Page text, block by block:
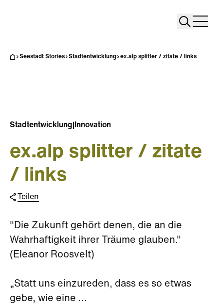
Search
Seestadt Stories Stadtentwicklung ex.alp splitter / zitate / links
Stadtentwicklung Innovation
ex.alp splitter / zitate
/ links
Teilen
"Die Zukunft gehört denen, die an die
Wahrhaftigkeit ihrer Träume glauben."
(Eleanor Roosvelt)
„Statt uns einzureden, dass es so etwas
gebe, wie eine ...